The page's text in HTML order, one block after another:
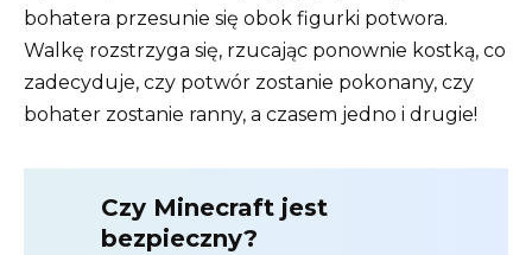
bohatera przesunie się obok figurki potwora.
Walkę rozstrzyga się, rzucając ponownie kostką, co
zadecyduje, czy potwór zostanie pokonany, czy
bohater zostanie ranny, a czasem jedno i drugie!
Czy Minecraft jest
bezpieczny?